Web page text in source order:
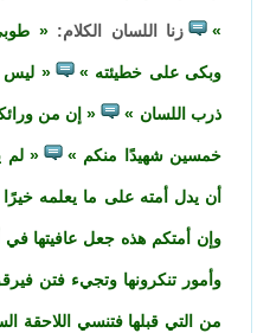
زنا اللسان الكلام:
وبكى على خطيئته ليس
ذرب اللسان إن من
خمسين شهيدًا منكم لم
أن يدل أمته على ما يعلمه
وإن أمتكم هذه جعل عافيتها في
وأمور تنكرونها وتجيء فتن
من التي قبلها فتنسي اللاحقة